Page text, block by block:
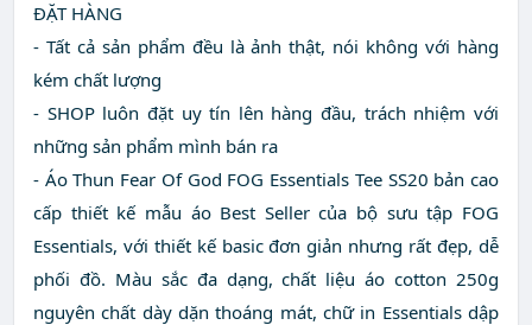
ĐẶT HÀNG
- Tất cả sản phẩm đều là ảnh thật, nói không với hàng
kém chất lượng
- SHOP luôn đặt uy tín lên hàng đầu, trách nhiệm với
những sản phẩm mình bán ra
- Áo Thun Fear Of God FOG Essentials Tee SS20 bản cao
cấp thiết kế mẫu áo Best Seller của bộ sưu tập FOG
Essentials, với thiết kế basic đơn giản nhưng rất đẹp, dễ
phối đồ. Màu sắc đa dạng, chất liệu áo cotton 250g
nguyên chất dày dặn thoáng mát, chữ in Essentials dập